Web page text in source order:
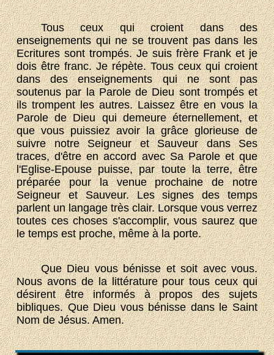
Tous ceux qui croient dans des
enseignements qui ne se trouvent pas dans les
Ecritures sont trompés. Je suis frère Frank et je
dois être franc. Je répète. Tous ceux qui croient
dans des enseignements qui ne sont pas
soutenus par la Parole de Dieu sont trompés et
ils trompent les autres. Laissez être en vous la
Parole de Dieu qui demeure éternellement, et
que vous puissiez avoir la grâce glorieuse de
suivre notre Seigneur et Sauveur dans Ses
traces, d'être en accord avec Sa Parole et que
l'Eglise-Epouse puisse, par toute la terre, être
préparée pour la venue prochaine de notre
Seigneur et Sauveur. Les signes des temps
parlent un langage très clair. Lorsque vous verrez
toutes ces choses s'accomplir, vous saurez que
le temps est proche, même à la porte.
Que Dieu vous bénisse et soit avec vous.
Nous avons de la littérature pour tous ceux qui
désirent être informés à propos des sujets
bibliques. Que Dieu vous bénisse dans le Saint
Nom de Jésus. Amen.